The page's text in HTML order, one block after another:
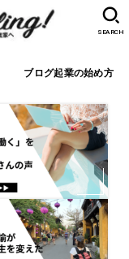
ブログ起業の始め方
SEARCH